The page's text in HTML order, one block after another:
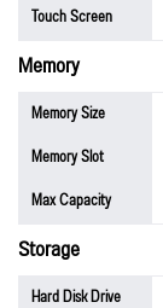
Touch Screen
Memory
Memory Size
Memory Slot
Max Capacity
Storage
Hard Disk Drive